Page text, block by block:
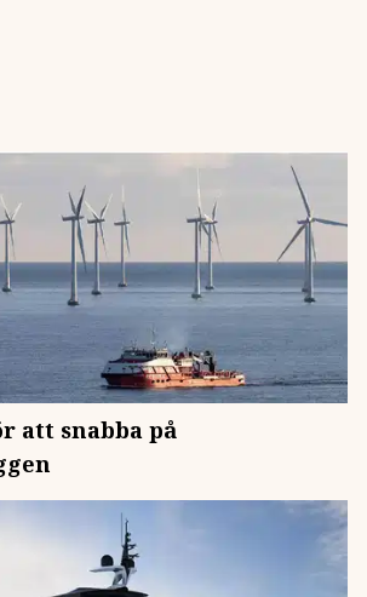
att snabba på